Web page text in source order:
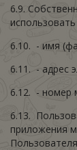
6.9.
6.10. - имя
6.11. - адрес
6.12. - номер
6.13.
приложения